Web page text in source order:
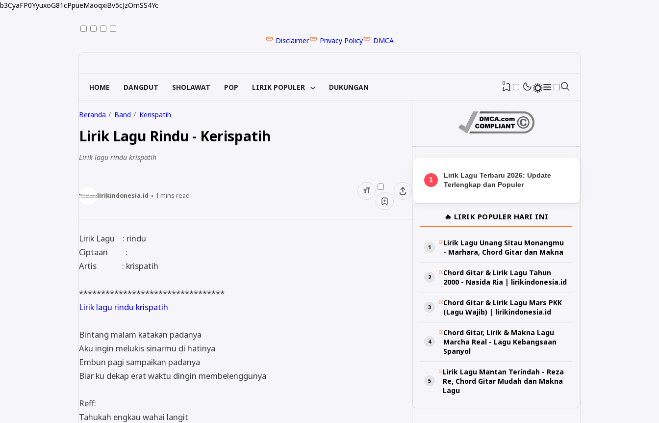
b3CyaFP0YyuxoG81cPpueMaoqxiBv5cJzOmSS4Yc
Disclaimer Privacy Policy DMCA
HOME DANGDUT SHOLAWAT POP LIRIK POPULER DUKUNGAN 0
Beranda Band Kerispatih
Lirik Lagu Rindu - Kerispatih
Lirik lagu rindu krispatih
lirikindonesia.id 1 mins read
Lirik Lagu : rindu
Ciptaan :
Artis : krispatih
*********************************
Lirik lagu rindu krispatih
Bintang malam katakan padanya
Aku ingin melukis sinarmu di hatinya
Embun pagi sampaikan padanya
Biar ku dekap erat waktu dingin membelenggunya
Reff:
Tahukah engkau wahai langit
1
Lirik Lagu Terbaru 2026: Update
Terlengkap dan Populer
🔥 LIRIK POPULER HARI INI
Lirik Lagu Unang Sitau Monangmu
- Marhara, Chord Gitar dan Makna
Chord Gitar & Lirik Lagu Tahun
2000 - Nasida Ria | lirikindonesia.id
Chord Gitar & Lirik Lagu Mars PKK
(Lagu Wajib) | lirikindonesia.id
Chord Gitar, Lirik & Makna Lagu
Marcha Real - Lagu Kebangsaan
Spanyol
Lirik Lagu Mantan Terindah - Reza
Re, Chord Gitar Mudah dan Makna
Lagu